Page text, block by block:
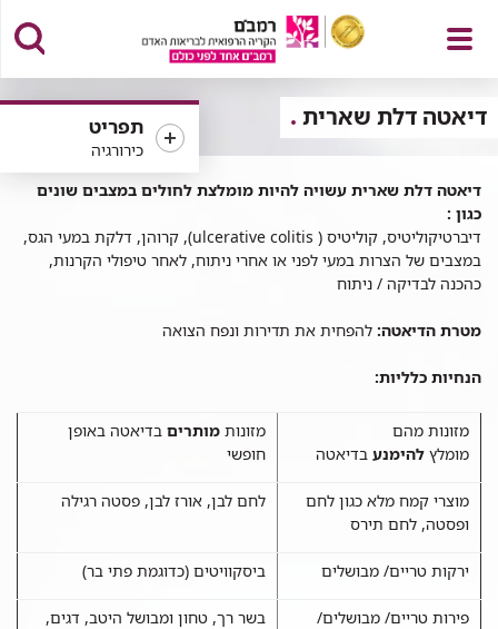
פתח
תפריט
תפריט
כירורגיה
דיאטה דלת שארית
דיאטה
דלת
שארית
דיאטה דלת שארית עשויה להיות מומלצת לחולים במצבים שונים
כגון :
דיברטיקוליטיס, קוליטיס ( ulcerative colitis), קרוהן, דלקת במעי הגס,
במצבים של הצרות במעי לפני או אחרי ניתוח, לאחר טיפולי הקרנות,
כהכנה לבדיקה / ניתוח
מטרת הדיאטה: להפחית את תדירות ונפח הצואה
הנחיות כלליות:
מזונות מהם
מומלץ להימנע בדיאטה
מזונות מותרים בדיאטה באופן
חופשי
מוצרי קמח מלא כגון לחם
ופסטה, לחם תירס
לחם לבן, אורז לבן, פסטה רגילה
ירקות טריים/ מבושלים ביסקוויטים (כדוגמת פתי בר)
פירות טריים/ מבושלים/
בשר רך, טחון ומבושל היטב, דגים,